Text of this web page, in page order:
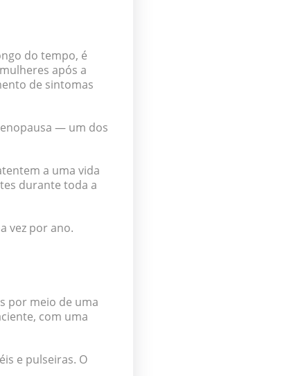
do tempo, é
após a
de sintomas
— um dos
a uma vida
durante toda a
vez por ano.
por meio de uma
com uma
e pulseiras. O